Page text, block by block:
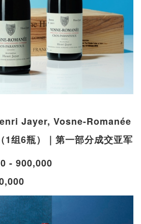
Jayer, Vosne-Romanée
组6瓶）｜第一部分成交亚军
- 900,000